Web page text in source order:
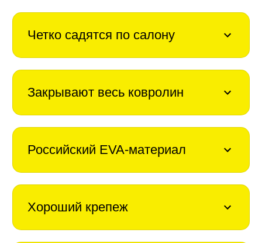
Четко садятся по салону
Закрывают весь ковролин
Российский EVA-материал
Хороший крепеж